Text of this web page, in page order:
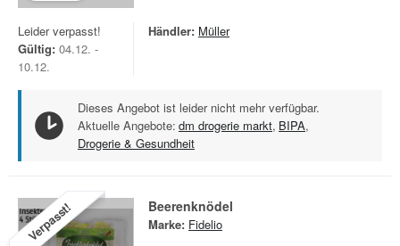
Leider verpasst!
Gültig: 04.12. -
10.12.
Händler: Müller
Dieses Angebot ist leider nicht mehr verfügbar.
Aktuelle Angebote: dm drogerie markt, BIPA,
Drogerie & Gesundheit
Verpasst! Beerenknödel
Marke: Fidelio